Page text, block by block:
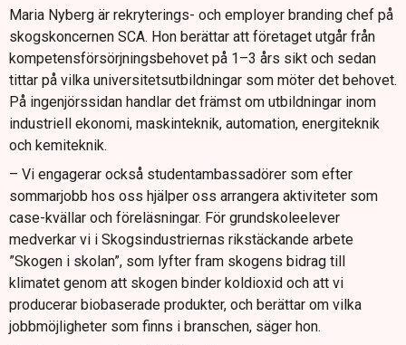
Maria Nyberg är rekryterings- och employer branding chef på
skogskoncernen SCA. Hon berättar att företaget utgår från
kompetensförsörjningsbehovet på 1–3 års sikt och sedan
tittar på vilka universitetsutbildningar som möter det behovet.
På ingenjörssidan handlar det främst om utbildningar inom
industriell ekonomi, maskinteknik, automation, energiteknik
och kemiteknik.
– Vi engagerar också studentambassadörer som efter
sommarjobb hos oss hjälper oss arrangera aktiviteter som
case-kvällar och föreläsningar. För grundskoleelever
medverkar vi i Skogsindustriernas rikstäckande arbete
”Skogen i skolan”, som lyfter fram skogens bidrag till
klimatet genom att skogen binder koldioxid och att vi
producerar biobaserade produkter, och berättar om vilka
jobbmöjligheter som finns i branschen, säger hon.